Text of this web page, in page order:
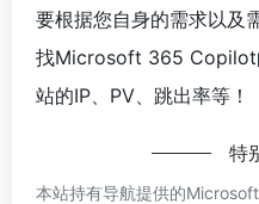
要根据您自身的需求以及
找Microsoft 365 Copilot
站的IP、PV、跳出率等！
特
本站持有导航提供的